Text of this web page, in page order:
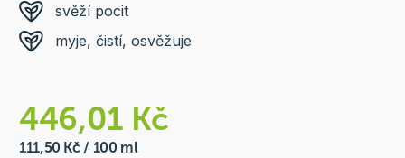
svěží pocit
myje, čistí, osvěžuje
446,01 Kč
111,50 Kč / 100 ml